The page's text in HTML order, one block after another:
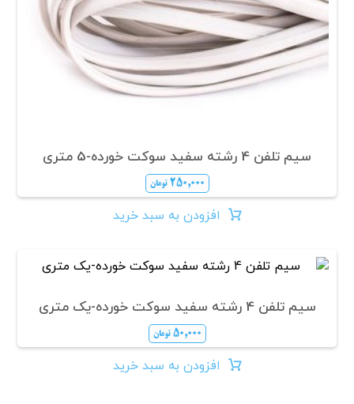
سیم تلفن 4 رشته سفید سوکت خورده-5 متری
۲۵۰,۰۰۰ تومان
افزودن به سبد خرید
سیم تلفن 4 رشته سفید سوکت خورده-یک متری
۵۰,۰۰۰ تومان
افزودن به سبد خرید